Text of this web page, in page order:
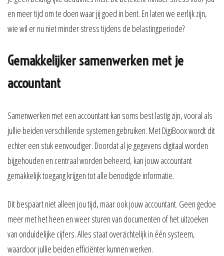
en meer tijd om te doen waar jij goed in bent. En laten we eerlijk zijn,
wie wil er nu niet minder stress tijdens de belastingperiode?
Gemakkelijker samenwerken met je
accountant
Samenwerken met een accountant kan soms best lastig zijn, vooral als
jullie beiden verschillende systemen gebruiken. Met DigiBoox wordt dit
echter een stuk eenvoudiger. Doordat al je gegevens digitaal worden
bijgehouden en centraal worden beheerd, kan jouw accountant
gemakkelijk toegang krijgen tot alle benodigde informatie.
Dit bespaart niet alleen jou tijd, maar ook jouw accountant. Geen gedoe
meer met het heen en weer sturen van documenten of het uitzoeken
van onduidelijke cijfers. Alles staat overzichtelijk in één systeem,
waardoor jullie beiden efficiënter kunnen werken.